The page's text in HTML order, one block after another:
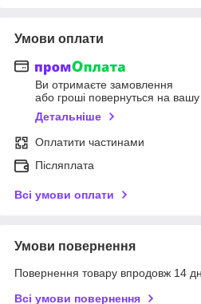
Умови оплати
Ви отримаєте замовлення
або гроші повернуться на вашу
Детальніше
Оплатити частинами
Післяплата
Всі умови оплати
Умови повернення
Повернення товару впродовж 14
Всі умови повернення